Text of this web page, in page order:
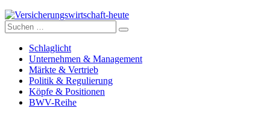
Versicherungswirtschaft-heute
Suche
nach:
Schlaglicht
Unternehmen & Management
Märkte & Vertrieb
Politik & Regulierung
Köpfe & Positionen
BWV-Reihe